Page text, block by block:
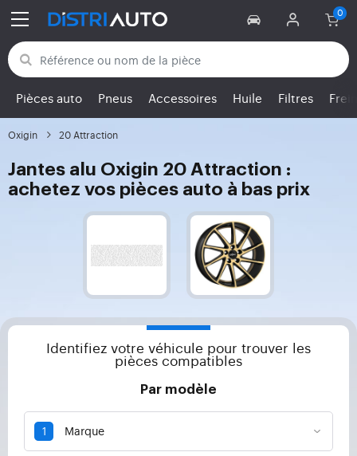
Retour aux catégories
Pièces auto Pneus Accessoires Huile Filtres
Oxigin 20 Attraction
Jantes alu Oxigin 20 Attraction :
achetez vos pièces auto à bas prix
Identifiez votre véhicule pour trouver les
pièces compatibles
Par modèle